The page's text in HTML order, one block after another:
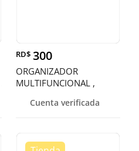
RD$ 300
ORGANIZADOR
MULTIFUNCIONAL ,
Cuenta verificada